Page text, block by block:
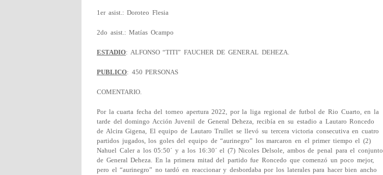
1er asist.: Doroteo Flesia
2do asist.: Matías Ocampo
ESTADIO: ALFONSO “TITI” FAUCHER DE GENERAL DEHEZA.
PUBLICO: 450 PERSONAS
COMENTARIO.
Por la cuarta fecha del torneo apertura 2022, por la liga regional de futbol de Rio Cuarto, en la
tarde del domingo Acción Juvenil de General Deheza, recibía en su estadio a Lautaro Roncedo
de Alcira Gigena, El equipo de Lautaro Trullet se llevó su tercera victoria consecutiva en cuatro
partidos jugados, los goles del equipo de “aurinegro” los marcaron en el primer tiempo el (2)
Nahuel Caler a los 05:50´ y a los 16:30´ el (7) Nicoles Delsole, ambos de penal para el conjunto
de General Deheza. En la primera mitad del partido fue Roncedo que comenzó un poco mejor,
pero el “aurinegro” no tardó en reaccionar y desbordaba por los laterales para hacer bien ancho